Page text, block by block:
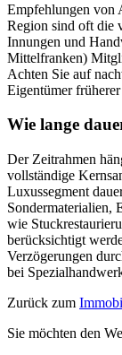
Empfehlungen von
Region sind oft die
Innungen und
Mittelfranken)
Achten Sie auf
Eigentümer
Wie lange
Der Zeitrahmen
vollständige
Luxussegment
Sondermaterialien,
wie
berücksichtigt
Verzögerungen
bei
Zurück zum
Sie möchten den